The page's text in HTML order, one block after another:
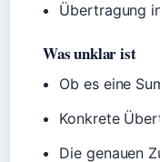
Übertragung
Was unklar ist
Ob es eine
Konkrete
Die genauen